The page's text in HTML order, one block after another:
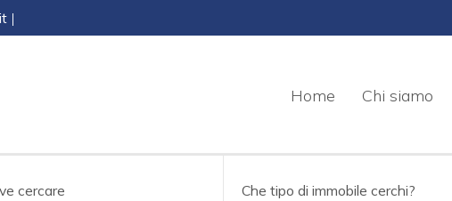
|
Home Chi siamo
cercare
Che tipo di immobile cerchi?